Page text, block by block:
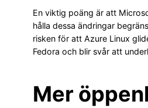
En viktig poäng är att
hålla dessa ändringar
risken för att Azure Linux
Fedora och blir svår att
Mer